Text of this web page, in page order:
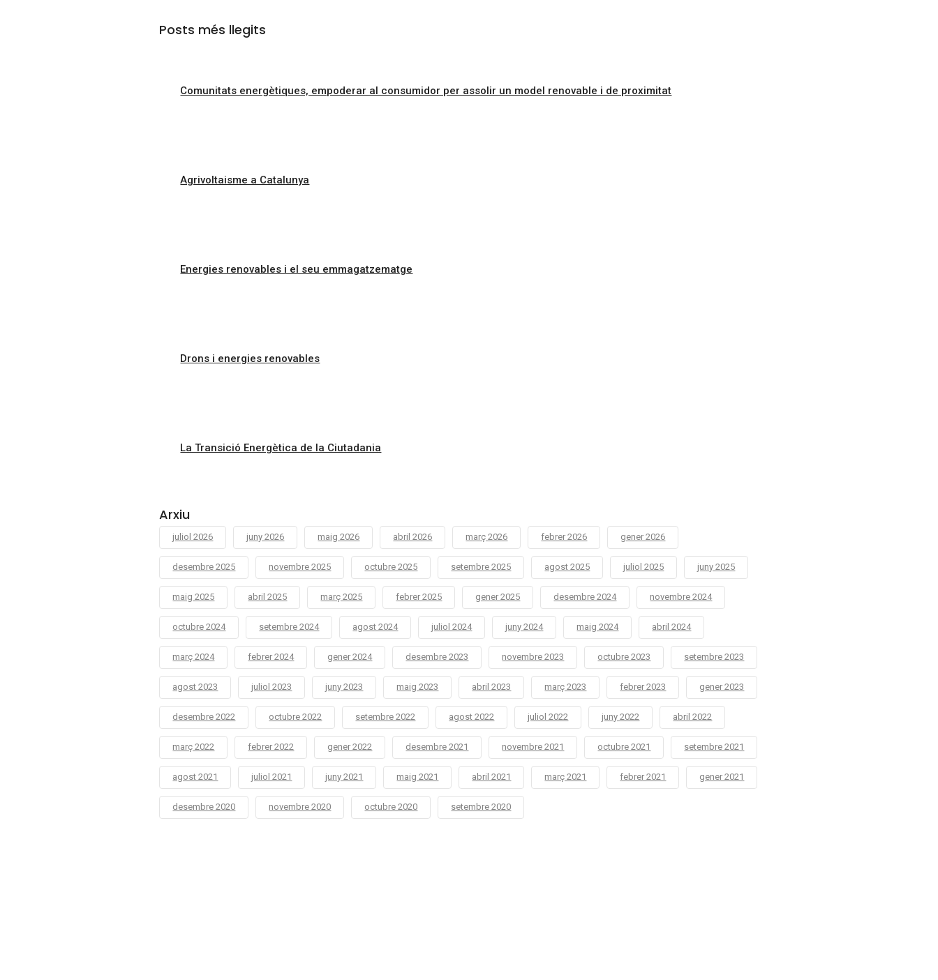
Posts més llegits
Comunitats energètiques, empoderar al consumidor per assolir un model renovable i de proximitat
Agrivoltaisme a Catalunya
Energies renovables i el seu emmagatzematge
Drons i energies renovables
La Transició Energètica de la Ciutadania
Arxiu
juliol 2026 juny 2026 maig 2026 abril 2026 març 2026 febrer 2026 gener 2026
desembre 2025 novembre 2025 octubre 2025 setembre 2025 agost 2025 juliol 2025 juny 2025
maig 2025 abril 2025 març 2025 febrer 2025 gener 2025 desembre 2024 novembre 2024
octubre 2024 setembre 2024 agost 2024 juliol 2024 juny 2024 maig 2024 abril 2024
març 2024 febrer 2024 gener 2024 desembre 2023 novembre 2023 octubre 2023 setembre 2023
agost 2023 juliol 2023 juny 2023 maig 2023 abril 2023 març 2023 febrer 2023 gener 2023
desembre 2022 octubre 2022 setembre 2022 agost 2022 juliol 2022 juny 2022 abril 2022
març 2022 febrer 2022 gener 2022 desembre 2021 novembre 2021 octubre 2021 setembre 2021
agost 2021 juliol 2021 juny 2021 maig 2021 abril 2021 març 2021 febrer 2021 gener 2021
desembre 2020 novembre 2020 octubre 2020 setembre 2020